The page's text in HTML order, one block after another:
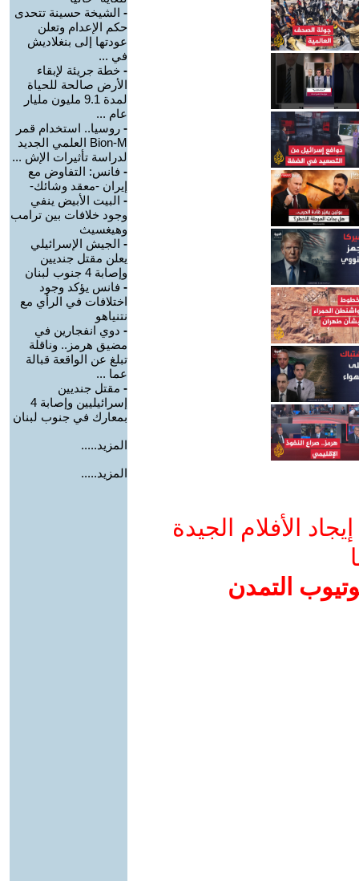
الأفلام الجيدة
التمدن
- الشيخة حسينة تتحدى
حكم الإعدام وتعلن
عودتها إلى بنغلاديش
في ...
- خطة جريئة لإبقاء
الأرض صالحة للحياة
لمدة 9.1 مليون مليار
عام ...
- روسيا.. استخدام قمر
Bion-M العلمي الجديد
لدراسة تأثيرات الإش ...
- فانس: التفاوض مع
إيران -معقد وشائك-
- البيت الأبيض ينفي
وجود خلافات بين ترامب
وهيغسيث
- الجيش الإسرائيلي
يعلن مقتل جنديين
وإصابة 4 جنوب لبنان
- فانس يؤكد وجود
اختلافات في الرأي مع
نتنياهو
- دوي انفجارين في
مضيق هرمز.. وناقلة
تبلغ عن الواقعة قبالة
عما ...
- مقتل جنديين
إسرائيليين وإصابة 4
بمعارك في جنوب لبنان
المزيد.....
المزيد.....